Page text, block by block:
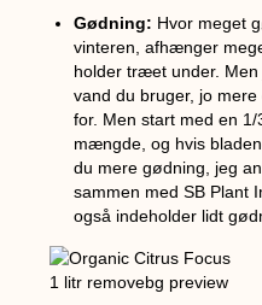
Gødning: Hvor meget
vinteren, afhænger
holder træet under.
vand du bruger, jo
for. Men start med en
mængde, og hvis
du mere gødning, jeg
sammen med SB Plant
også indeholder lidt